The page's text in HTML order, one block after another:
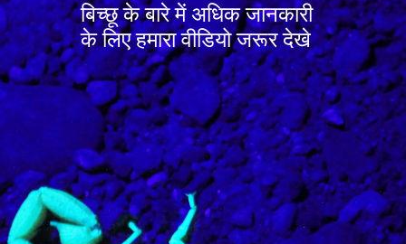
बिच्छू के बारे में अधिक जानकारी
के लिए हमारा वीडियो जरूर देखे